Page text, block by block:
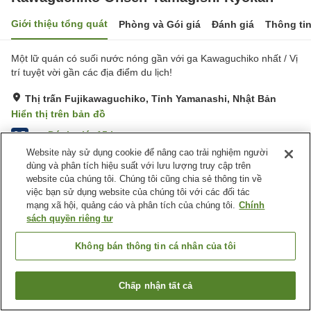
Giới thiệu tổng quát Phòng và Gói giá Đánh giá Thông
Một lữ quán có suối nước nóng gần với ga Kawaguchiko nhất / Vị
trí tuyệt vời gần các địa điểm du lịch!
Thị trấn Fujikawaguchiko, Tỉnh Yamanashi, Nhật Bản
Hiển thị trên bản đồ
3.5 Đánh giá:15lượt
Tiện nghi chỗ nghỉ
Bãi đỗ xe
Spa / Salon
Thân thiện với thú cưng
Máy bán hàng tự động
Nhật Bản Tỉnh Yamanashi
Thị trấn Fujikawaguchiko
Kawaguchiko Onsen Yamagishi Ryokan
Tìm phòng trống
Website này sử dụng cookie để nâng cao trải nghiệm người
dùng và phân tích hiệu suất với lưu lượng truy cập trên
website của chúng tôi. Chúng tôi cũng chia sẻ thông tin về
việc bạn sử dụng website của chúng tôi với các đối tác
mạng xã hội, quảng cáo và phân tích của chúng tôi. Chính
sách quyền riêng tư
Không bán thông tin cá nhân của tôi
Chấp nhận tất cả